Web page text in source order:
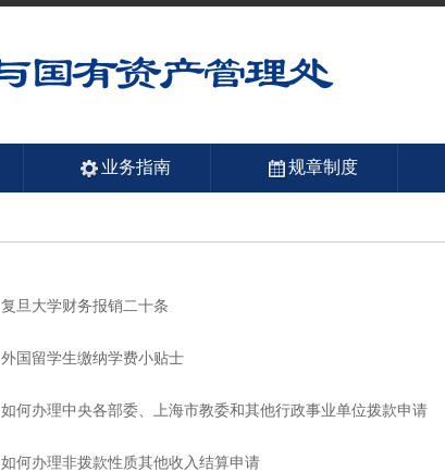
业务指南 规章制度
复旦大学财务报销二十条
外国留学生缴纳学费小贴士
如何办理中央各部委、上海市教委和其他行政事业单位拨款申请
如何办理非拨款性质其他收入结算申请